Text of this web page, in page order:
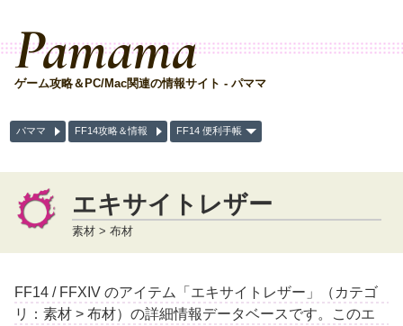
Pamama
ゲーム攻略＆PC/Mac関連の情報サイト - パママ
パママ FF14攻略＆情報 FF14 便利手帳
エキサイトレザー
素材 > 布材
FF14 / FFXIV のアイテム「エキサイトレザー」（カテゴ
リ：素材 > 布材）の詳細情報データベースです。このエ